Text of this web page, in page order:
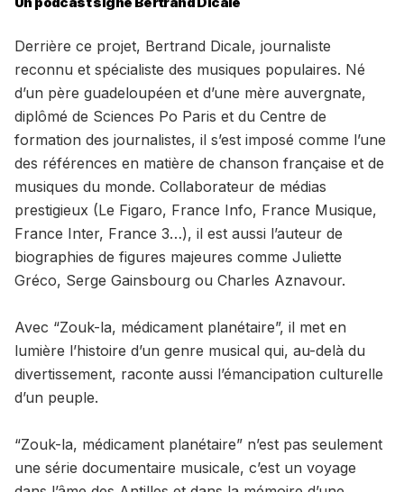
Derrière ce projet, Bertrand Dicale, journaliste
reconnu et spécialiste des musiques populaires. Né
d’un père guadeloupéen et d’une mère auvergnate,
diplômé de Sciences Po Paris et du Centre de
formation des journalistes, il s’est imposé comme l’une
des références en matière de chanson française et de
musiques du monde. Collaborateur de médias
prestigieux (Le Figaro, France Info, France Musique,
France Inter, France 3…), il est aussi l’auteur de
biographies de figures majeures comme Juliette
Gréco, Serge Gainsbourg ou Charles Aznavour.
Avec “Zouk-la, médicament planétaire”, il met en
lumière l’histoire d’un genre musical qui, au-delà du
divertissement, raconte aussi l’émancipation culturelle
d’un peuple.
“Zouk-la, médicament planétaire” n’est pas seulement
une série documentaire musicale, c’est un voyage